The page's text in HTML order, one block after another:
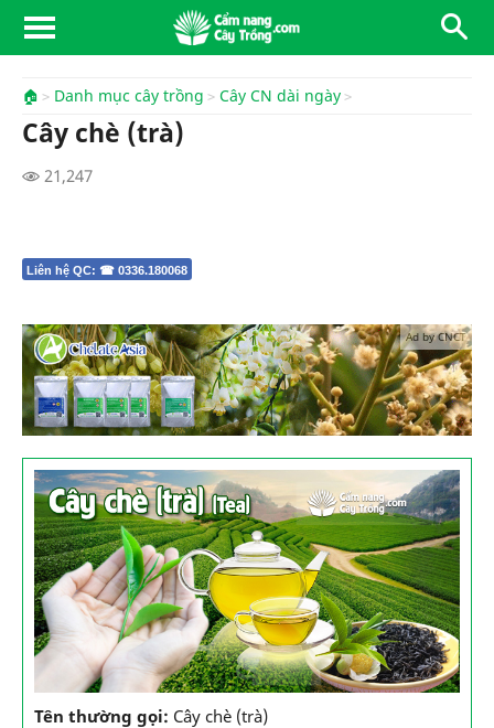
🏠 Danh mục cây trồng Cây CN dài ngày
Cây chè (trà)
21,247
Liên hệ QC: ☎ 0336.180068
Ad by CNCT
Tên thường gọi: Cây chè (trà)